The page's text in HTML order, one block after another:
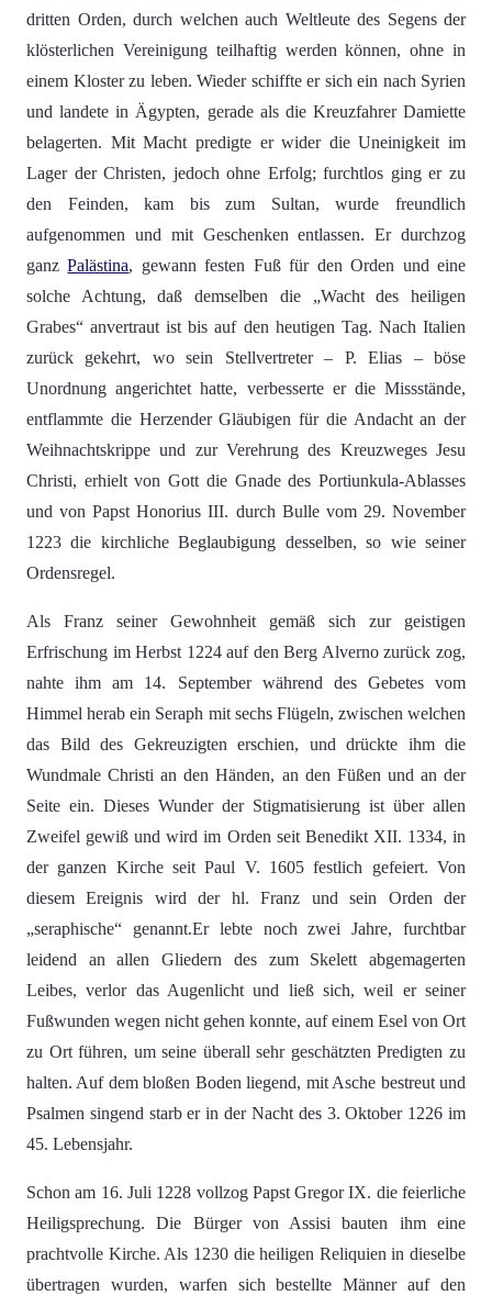
dritten Orden, durch welchen auch Weltleute des Segens der
klösterlichen Vereinigung teilhaftig werden können, ohne in
einem Kloster zu leben. Wieder schiffte er sich ein nach Syrien
und landete in Ägypten, gerade als die Kreuzfahrer Damiette
belagerten. Mit Macht predigte er wider die Uneinigkeit im
Lager der Christen, jedoch ohne Erfolg; furchtlos ging er zu
den Feinden, kam bis zum Sultan, wurde freundlich
aufgenommen und mit Geschenken entlassen. Er durchzog
ganzPalästina, gewann festen Fuß für den Orden und eine
solche Achtung, daß demselben die „Wacht des heiligen
Grabes“ anvertraut ist bis auf den heutigen Tag. Nach Italien
zurück gekehrt, wo sein Stellvertreter – P. Elias – böse
Unordnung angerichtet hatte, verbesserte er die Missstände,
entflammte die Herzender Gläubigen für die Andacht an der
Weihnachtskrippe und zur Verehrung des Kreuzweges Jesu
Christi, erhielt von Gott die Gnade des Portiunkula-Ablasses
und von Papst Honorius III. durch Bulle vom 29. November
1223 die kirchliche Beglaubigung desselben, so wie seiner
Ordensregel.
Als Franz seiner Gewohnheit gemäß sich zur geistigen
Erfrischung im Herbst 1224 auf den Berg Alverno zurück zog,
nahte ihm am 14. September während des Gebetes vom
Himmel herab ein Seraph mit sechs Flügeln, zwischen welchen
das Bild des Gekreuzigten erschien, und drückte ihm die
Wundmale Christi an den Händen, an den Füßen und an der
Seite ein. Dieses Wunder der Stigmatisierung ist über allen
Zweifel gewiß und wird im Orden seit Benedikt XII. 1334, in
der ganzen Kirche seit Paul V. 1605 festlich gefeiert. Von
diesem Ereignis wird der hl. Franz und sein Orden der
„seraphische“ genannt.Er lebte noch zwei Jahre, furchtbar
leidend an allen Gliedern des zum Skelett abgemagerten
Leibes, verlor das Augenlicht und ließ sich, weil er seiner
Fußwunden wegen nicht gehen konnte, auf einem Esel von Ort
zu Ort führen, um seine überall sehr geschätzten Predigten zu
halten. Auf dem bloßen Boden liegend, mit Asche bestreut und
Psalmen singend starb er in der Nacht des 3. Oktober 1226 im
45. Lebensjahr.
Schon am 16. Juli 1228 vollzog Papst Gregor IX. die feierliche
Heiligsprechung. Die Bürger von Assisi bauten ihm eine
prachtvolle Kirche. Als 1230 die heiligen Reliquien in dieselbe
übertragen wurden, warfen sich bestellte Männer auf den